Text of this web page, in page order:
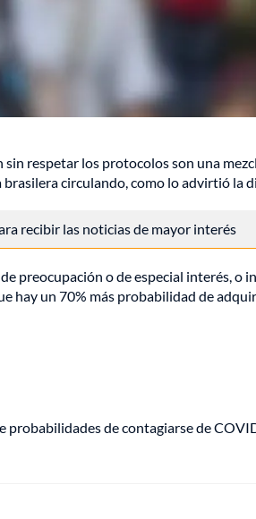
respetar los protocolos son una
brasilera circulando, como lo advirtió la
recibir las noticias de mayor interés
preocupación o de especial interés, o
hay un 70% más probabilidad de
probabilidades de contagiarse de